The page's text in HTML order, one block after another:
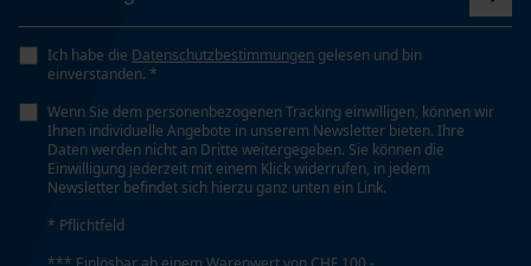
Ich habe die Datenschutzbestimmungen gelesen und bin
einverstanden. *
Wenn Sie dem personenbezogenen Tracking einwilligen, können wir
Ihnen individuelle Angebote in unserem Newsletter bieten. Ihre
Daten werden nicht an Dritte weitergegeben. Sie können die
Einwilligung jederzeit mit einem Klick widerrufen, in jedem
Newsletter befindet sich hierzu ganz unten ein Link.
* Pflichtfeld